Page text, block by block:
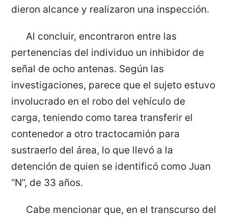
dieron alcance y realizaron una inspección.
Al concluir, encontraron entre las
pertenencias del individuo un inhibidor de
señal de ocho antenas. Según las
investigaciones, parece que el sujeto estuvo
involucrado en el robo del vehículo de
carga, teniendo como tarea transferir el
contenedor a otro tractocamión para
sustraerlo del área, lo que llevó a la
detención de quien se identificó como Juan
“N”, de 33 años.
Cabe mencionar que, en el transcurso del